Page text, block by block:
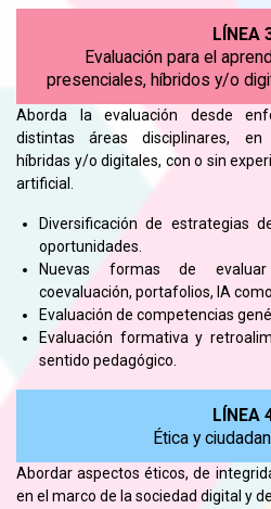
LÍNEA
Evaluación para el
presenciales, híbridos y/o
Aborda la evaluación desde
distintas áreas disciplinares, en
híbridas y/o digitales, con o sin
artificial.
Diversificación de estrategias
oportunidades.
Nuevas formas de
coevaluación, portafolios, IA
Evaluación de competencias
Evaluación formativa y
sentido pedagógico.
LÍNEA
Ética y
Abordar aspectos éticos, de
en el marco de la sociedad digital y